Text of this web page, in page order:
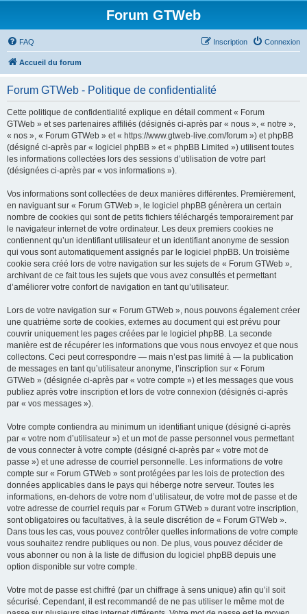
Forum GTWeb
FAQ Connexion
Inscription
Accueil du forum
Forum GTWeb - Politique de confidentialité
Cette politique de confidentialité explique en détail comment « Forum
GTWeb » et ses partenaires affiliés (désignés ci-après par « nous », « notre »,
« nos », « Forum GTWeb » et « https://www.gtweb-live.com/forum ») et phpBB
(désigné ci-après par « logiciel phpBB » et « phpBB Limited ») utilisent toutes
les informations collectées lors des sessions d’utilisation de votre part
(désignées ci-après par « vos informations »).
Vos informations sont collectées de deux manières différentes. Premièrement,
en naviguant sur « Forum GTWeb », le logiciel phpBB génèrera un certain
nombre de cookies qui sont de petits fichiers téléchargés temporairement par
le navigateur internet de votre ordinateur. Les deux premiers cookies ne
contiennent qu’un identifiant utilisateur et un identifiant anonyme de session
qui vous sont automatiquement assignés par le logiciel phpBB. Un troisième
cookie sera créé lors de votre navigation sur les sujets de « Forum GTWeb »,
archivant de ce fait tous les sujets que vous avez consultés et permettant
d’améliorer votre confort de navigation en tant qu’utilisateur.
Lors de votre navigation sur « Forum GTWeb », nous pouvons également créer
une quatrième sorte de cookies, externes au document qui est prévu pour
couvrir uniquement les pages créées par le logiciel phpBB. La seconde
manière est de récupérer les informations que vous nous envoyez et que nous
collectons. Ceci peut correspondre — mais n’est pas limité à — la publication
de messages en tant qu’utilisateur anonyme, l’inscription sur « Forum
GTWeb » (désignée ci-après par « votre compte ») et les messages que vous
publiez après votre inscription et lors de votre connexion (désignés ci-après
par « vos messages »).
Votre compte contiendra au minimum un identifiant unique (désigné ci-après
par « votre nom d’utilisateur ») et un mot de passe personnel vous permettant
de vous connecter à votre compte (désigné ci-après par « votre mot de
passe ») et une adresse de courriel personnelle. Les informations de votre
compte sur « Forum GTWeb » sont protégées par les lois de protection des
données applicables dans le pays qui héberge notre serveur. Toutes les
informations, en-dehors de votre nom d’utilisateur, de votre mot de passe et de
votre adresse de courriel requis par « Forum GTWeb » durant votre inscription,
sont obligatoires ou facultatives, à la seule discrétion de « Forum GTWeb ».
Dans tous les cas, vous pouvez contrôler quelles informations de votre compte
vous souhaitez rendre publiques ou non. De plus, vous pouvez décider de
vous abonner ou non à la liste de diffusion du logiciel phpBB depuis une
option disponible sur votre compte.
Votre mot de passe est chiffré (par un chiffrage à sens unique) afin qu’il soit
sécurisé. Cependant, il est recommandé de ne pas utiliser le même mot de